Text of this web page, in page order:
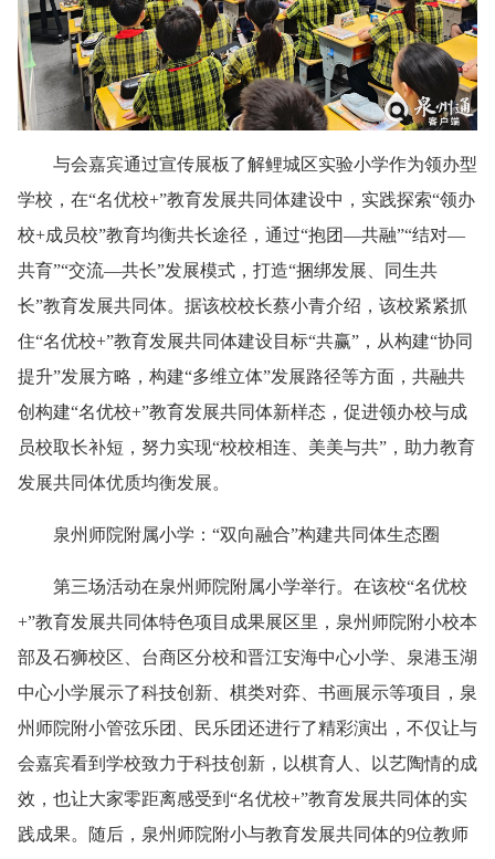
与会嘉宾通过宣传展板了解鲤城区实验小学作为领办型
学校，在“名优校+”教育发展共同体建设中，实践探索“领办
校+成员校”教育均衡共长途径，通过“抱团—共融”“结对—
共育”“交流—共长”发展模式，打造“捆绑发展、同生共
长”教育发展共同体。据该校校长蔡小青介绍，该校紧紧抓
住“名优校+”教育发展共同体建设目标“共赢”，从构建“协同
提升”发展方略，构建“多维立体”发展路径等方面，共融共
创构建“名优校+”教育发展共同体新样态，促进领办校与成
员校取长补短，努力实现“校校相连、美美与共”，助力教育
发展共同体优质均衡发展。
泉州师院附属小学：“双向融合”构建共同体生态圈
第三场活动在泉州师院附属小学举行。在该校“名优校
+”教育发展共同体特色项目成果展区里，泉州师院附小校本
部及石狮校区、台商区分校和晋江安海中心小学、泉港玉湖
中心小学展示了科技创新、棋类对弈、书画展示等项目，泉
州师院附小管弦乐团、民乐团还进行了精彩演出，不仅让与
会嘉宾看到学校致力于科技创新，以棋育人、以艺陶情的成
效，也让大家零距离感受到“名优校+”教育发展共同体的实
践成果。随后，泉州师院附小与教育发展共同体的9位教师